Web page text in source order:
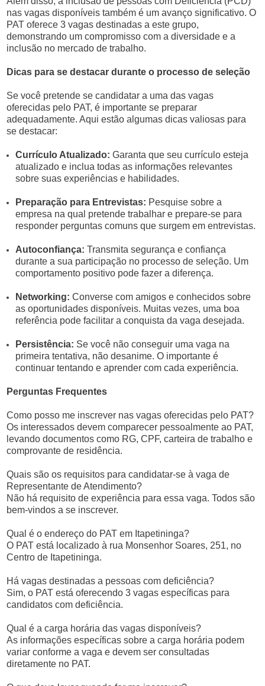
nas vagas disponíveis também é um avanço significativo. O
PAT oferece 3 vagas destinadas a este grupo,
demonstrando um compromisso com a diversidade e a
inclusão no mercado de trabalho.
Dicas para se destacar durante o processo de seleção
Se você pretende se candidatar a uma das vagas
oferecidas pelo PAT, é importante se preparar
adequadamente. Aqui estão algumas dicas valiosas para
se destacar:
Currículo Atualizado: Garanta que seu currículo esteja
atualizado e inclua todas as informações relevantes
sobre suas experiências e habilidades.
Preparação para Entrevistas: Pesquise sobre a
empresa na qual pretende trabalhar e prepare-se para
responder perguntas comuns que surgem em entrevistas.
Autoconfiança: Transmita segurança e confiança
durante a sua participação no processo de seleção. Um
comportamento positivo pode fazer a diferença.
Networking: Converse com amigos e conhecidos sobre
as oportunidades disponíveis. Muitas vezes, uma boa
referência pode facilitar a conquista da vaga desejada.
Persistência: Se você não conseguir uma vaga na
primeira tentativa, não desanime. O importante é
continuar tentando e aprender com cada experiência.
Perguntas Frequentes
Como posso me inscrever nas vagas oferecidas pelo PAT?
Os interessados devem comparecer pessoalmente ao PAT,
levando documentos como RG, CPF, carteira de trabalho e
comprovante de residência.
Quais são os requisitos para candidatar-se à vaga de
Representante de Atendimento?
Não há requisito de experiência para essa vaga. Todos são
bem-vindos a se inscrever.
Qual é o endereço do PAT em Itapetininga?
O PAT está localizado à rua Monsenhor Soares, 251, no
Centro de Itapetininga.
Há vagas destinadas a pessoas com deficiência?
Sim, o PAT está oferecendo 3 vagas específicas para
candidatos com deficiência.
Qual é a carga horária das vagas disponíveis?
As informações específicas sobre a carga horária podem
variar conforme a vaga e devem ser consultadas
diretamente no PAT.